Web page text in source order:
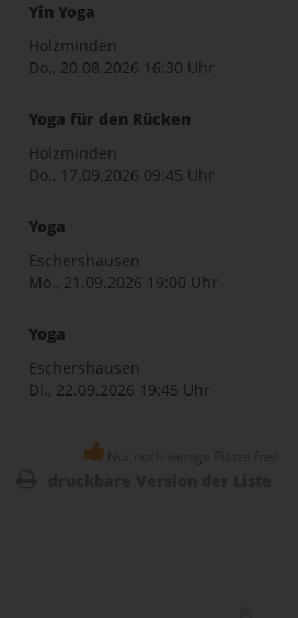
Yin Yoga
Holzminden
Do., 20.08.2026 16:30 Uhr
Yoga für den Rücken
Holzminden
Do., 17.09.2026 09:45 Uhr
Yoga
Eschershausen
Mo., 21.09.2026 19:00 Uhr
Yoga
Eschershausen
Di., 22.09.2026 19:45 Uhr